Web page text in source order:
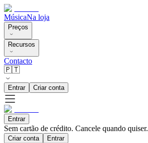
MúsicaNa loja
Preços
Recursos
Contacto
🇵🇹
Entrar Criar conta
Entrar
Sem cartão de crédito. Cancele quando quiser.
Criar conta Entrar